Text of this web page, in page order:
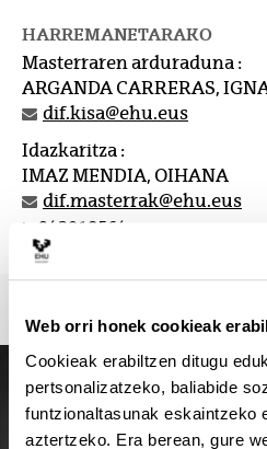
Web orri honek cookieak
Cookieak erabiltzen ditugu
pertsonalizatzeko, baliabide
funtzionaltasunak eskaintzeko
aztertzeko. Era berean, gure
HARREMANETARAKO
Masterraren arduraduna :
ARGANDA CARRERAS,
dif.kisa@ehu.eus
Idazkaritza :
IMAZ MENDIA, OIHANA
dif.masterrak@ehu.eus
943018564